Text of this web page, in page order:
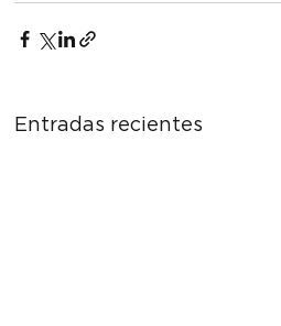
Entradas recientes